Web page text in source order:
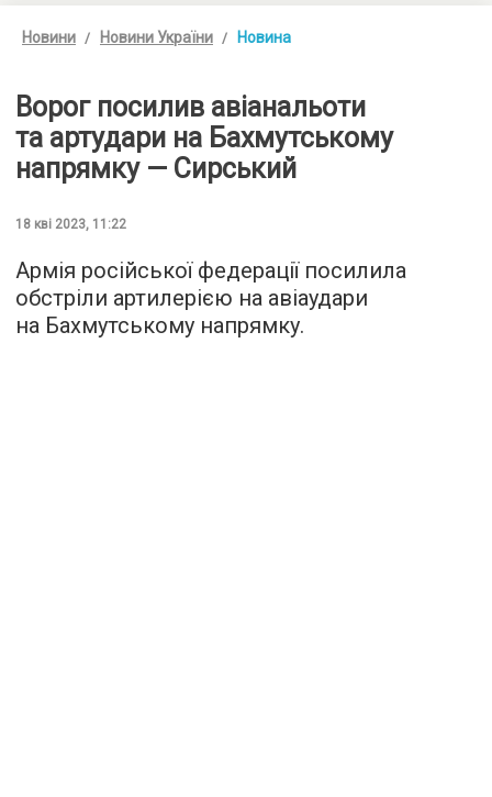
Новини Новини України Новина
Ворог посилив авіанальоти
та артудари на Бахмутському
напрямку — Сирський
18 кві 2023, 11:22
Армія російської федерації посилила
обстріли артилерією на авіаудари
на Бахмутському напрямку.